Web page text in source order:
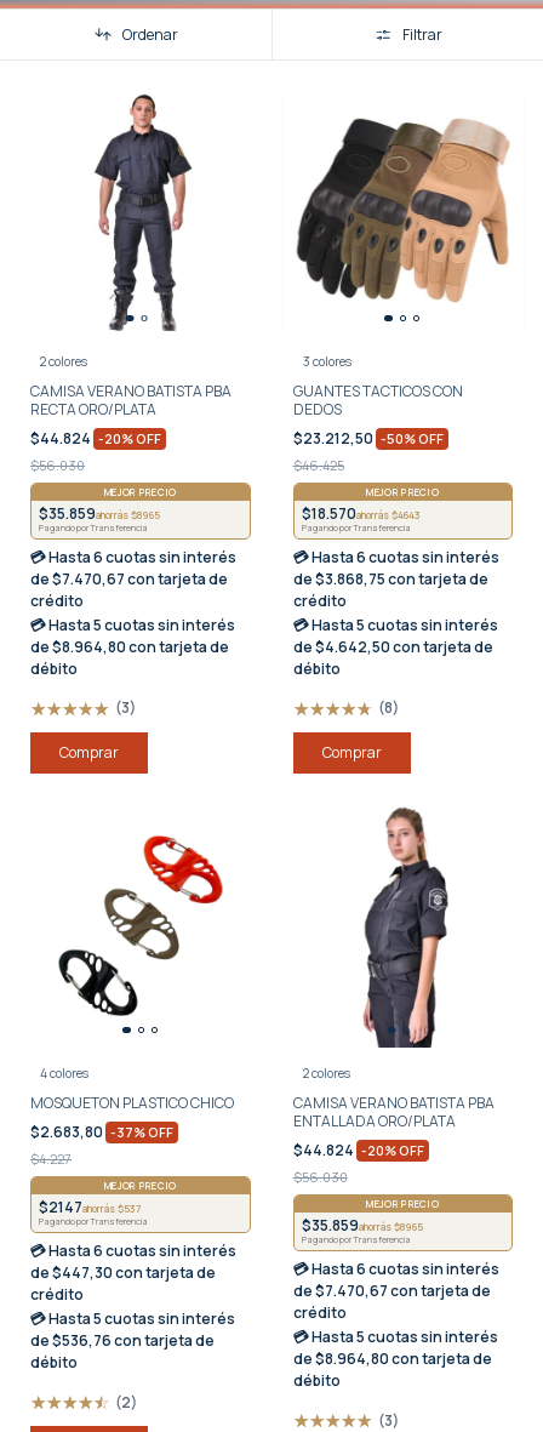
Ordenar Filtrar
2 colores
CAMISA VERANO BATISTA PBA
RECTA ORO/PLATA
$44.824 -20%OFF
$56.030
MEJOR PRECIO
$35.859ahorrás $8965
Pagando por Transferencia
💳 Hasta6 cuotas sin interés
de $7.470,67 con tarjeta de
crédito
💳 Hasta5 cuotas sin interés
de $8.964,80 con tarjeta de
débito
(3)
Comprar
3 colores
GUANTES TACTICOS CON
DEDOS
$23.212,50 -50%OFF
$46.425
MEJOR PRECIO
$18.570ahorrás $4643
Pagando por Transferencia
💳 Hasta6 cuotas sin interés
de $3.868,75 con tarjeta de
crédito
💳 Hasta5 cuotas sin interés
de $4.642,50 con tarjeta de
débito
(8)
Comprar
4 colores
MOSQUETON PLASTICO CHICO
$2.683,80 -37%OFF
$4.227
MEJOR PRECIO
$2147ahorrás $537
Pagando por Transferencia
💳 Hasta6 cuotas sin interés
de $447,30 con tarjeta de
crédito
💳 Hasta5 cuotas sin interés
de $536,76 con tarjeta de
débito
(2)
2 colores
CAMISA VERANO BATISTA PBA
ENTALLADA ORO/PLATA
$44.824 -20%OFF
$56.030
MEJOR PRECIO
$35.859ahorrás $8965
Pagando por Transferencia
💳 Hasta6 cuotas sin interés
de $7.470,67 con tarjeta de
crédito
💳 Hasta5 cuotas sin interés
de $8.964,80 con tarjeta de
débito
(3)